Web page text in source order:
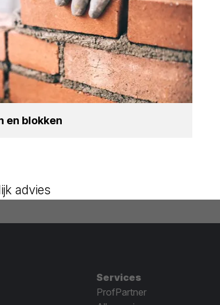
en blok­ken
advies
Services
ProfPartner